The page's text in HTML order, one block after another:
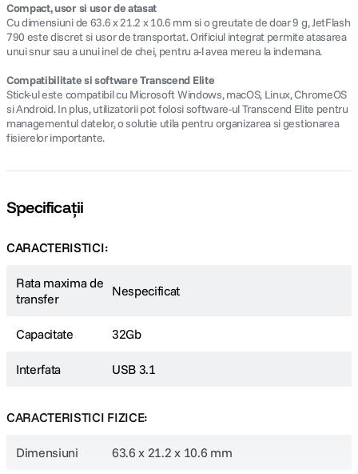
Compact, usor si usor de atasat
Cu dimensiuni de 63.6 x 21.2 x 10.6 mm si o greutate de doar 9 g, JetFlash
790 este discret si usor de transportat. Orificiul integrat permite atasarea
unui snur sau a unui inel de chei, pentru a-l avea mereu la indemana.
Compatibilitate si software Transcend Elite
Stick-ul este compatibil cu Microsoft Windows, macOS, Linux, ChromeOS
si Android. In plus, utilizatorii pot folosi software-ul Transcend Elite pentru
managementul datelor, o solutie utila pentru organizarea si gestionarea
fisierelor importante.
Specificații
CARACTERISTICI:
Rata maxima de
transfer
Nespecificat
Capacitate 32Gb
Interfata USB 3.1
CARACTERISTICI FIZICE:
Dimensiuni 63.6 x 21.2 x 10.6 mm